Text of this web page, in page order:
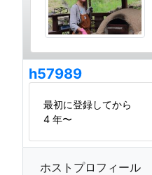
h57989
最初に登録してから
4 年〜
ホストプロフィール